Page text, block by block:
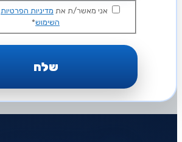
אני מאשר/ת את מדיניות הפרטיות
השימוש*